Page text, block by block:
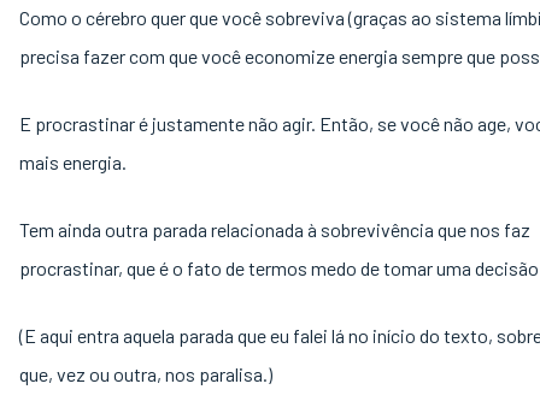
Como o cérebro quer que você sobreviva (graças ao sistema
precisa fazer com que você economize energia sempre que
E procrastinar é justamente não agir. Então, se você não age,
mais energia.
Tem ainda outra parada relacionada à sobrevivência que nos faz
procrastinar, que é o fato de termos medo de tomar uma
(E aqui entra aquela parada que eu falei lá no início do texto,
que, vez ou outra, nos paralisa.)